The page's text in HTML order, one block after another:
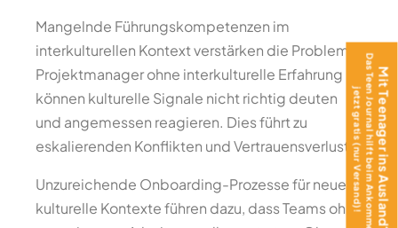
Mangelnde Führungskompetenzen im
interkulturellen Kontext verstärken die Probleme.
Projektmanager ohne interkulturelle Erfahrung
können kulturelle Signale nicht richtig deuten
und angemessen reagieren. Dies führt zu
eskalierenden Konflikten und Vertrauensverlust.
Unzureichende Onboarding-Prozesse für neue
kulturelle Kontexte führen dazu, dass Teams ohne
Mit Teenager ins Ausland?
Das Teen Journal hilft beim Ankommen –
jetzt gratis (nur Versand)!